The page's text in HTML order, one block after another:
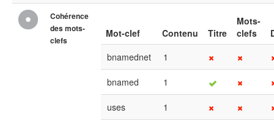
Cohérence
des mots-
clefs
Mot-clef Contenu Titre
Mots-
clefs
bnamednet
1
bnamed 1
uses 1